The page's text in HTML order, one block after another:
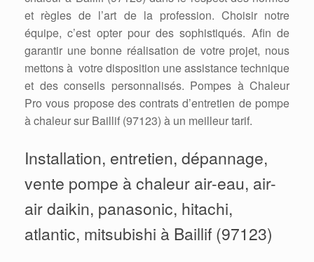
et règles de l’art de la profession. Choisir notre
équipe, c’est opter pour des sophistiqués. Afin de
garantir une bonne réalisation de votre projet, nous
mettons à votre disposition une assistance technique
et des conseils personnalisés. Pompes à Chaleur
Pro vous propose des contrats d’entretien de pompe
à chaleur sur Baillif (97123) à un meilleur tarif.
Installation, entretien, dépannage,
vente pompe à chaleur air-eau, air-
air daikin, panasonic, hitachi,
atlantic, mitsubishi à Baillif (97123)